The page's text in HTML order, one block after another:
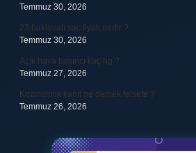
Temmuz 30, 2026
23 baklavalı sac fiyatı nedir ?
Temmuz 30, 2026
Açık hava basıncı kaç hg ?
Temmuz 27, 2026
Kozmolojik kanıt ne demek felsefe ?
Temmuz 26, 2026